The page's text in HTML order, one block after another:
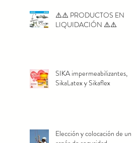
⚠️⚠️ PRODUCTOS EN
LIQUIDACIÓN ⚠️⚠️
SIKA impermeabilizantes,
SikaLatex y Sikaflex
Elección y colocación de un